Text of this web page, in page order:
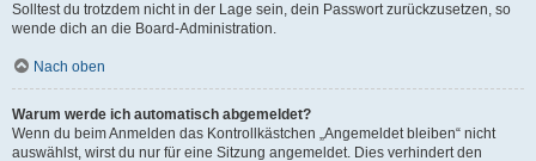
Solltest du trotzdem nicht in der Lage sein, dein Passwort zurückzusetzen, so
wende dich an die Board-Administration.
Nach oben
Warum werde ich automatisch abgemeldet?
Wenn du beim Anmelden das Kontrollkästchen „Angemeldet bleiben“ nicht
auswählst, wirst du nur für eine Sitzung angemeldet. Dies verhindert den